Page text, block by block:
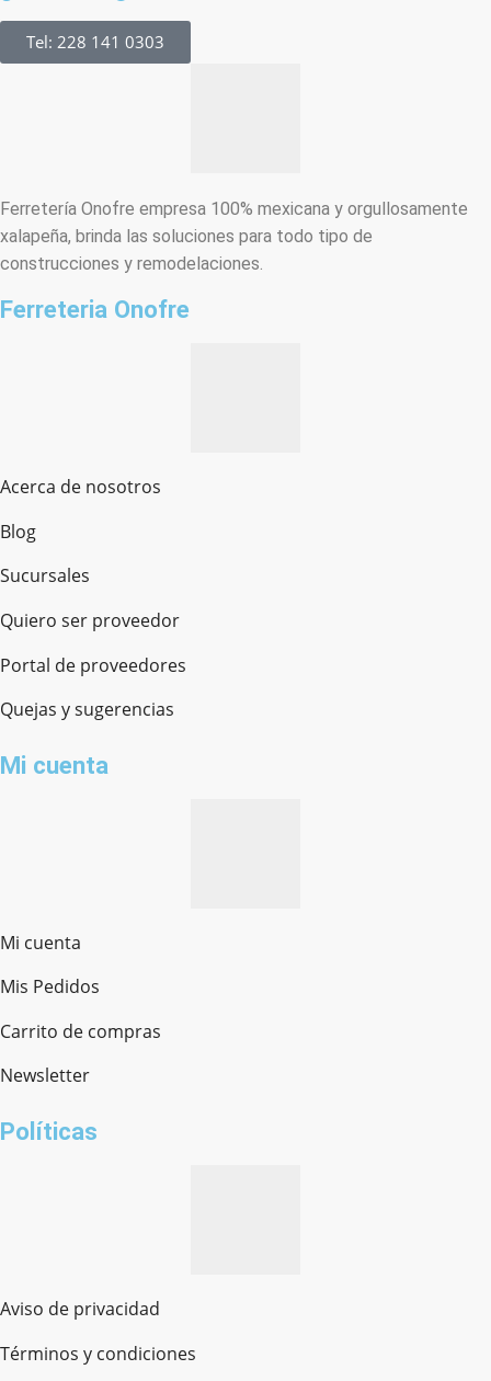
Tel: 228 141 0303
Ferretería Onofre empresa 100% mexicana y orgullosamente
xalapeña, brinda las soluciones para todo tipo de
construcciones y remodelaciones.
Ferreteria Onofre
Acerca de nosotros
Blog
Sucursales
Quiero ser proveedor
Portal de proveedores
Quejas y sugerencias
Mi cuenta
Mi cuenta
Mis Pedidos
Carrito de compras
Newsletter
Políticas
Aviso de privacidad
Términos y condiciones